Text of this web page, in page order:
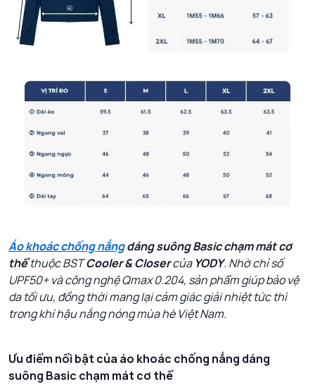
Áo khoác chống nắngdáng suông Basicchạm mát cơ
thểthuộc BSTCooler & Closercủa YODY. Nhờ chỉ số
UPF50+ và công nghệ Qmax 0.204, sản phẩm giúp bảo vệ
da tối ưu, đồng thời mang lại cảm giác giải nhiệt tức thì
trong khí hậu nắng nóng mùa hè Việt Nam.
Ưu điểm nổi bật của áo khoác chống nắng dáng
suông Basic chạm mát cơ thể